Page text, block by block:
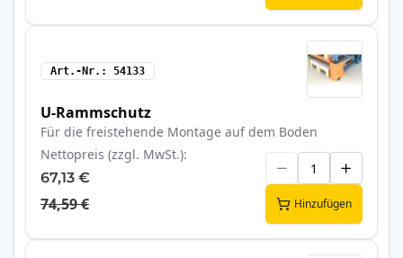
Art.-Nr. 54133
U-Rammschutz
Für die freistehende Montage auf dem Boden
Nettopreis (zzgl. MwSt.)
67,13 €
74,59 € Hinzufügen